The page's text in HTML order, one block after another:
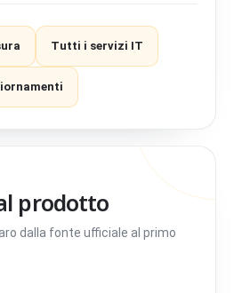
Tutti i servizi IT
prodotto
dalla fonte ufficiale al primo